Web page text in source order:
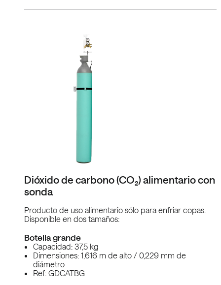
Dióxido de carbono (CO₂) alimentario con
sonda
Producto de uso alimentario sólo para enfriar copas.
Disponible en dos tamaños:
Botella grande
Capacidad: 37,5 kg
Dimensiones: 1,616 m de alto / 0,229 mm de
diámetro
Ref: GDCATBG